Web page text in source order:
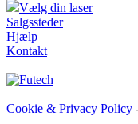
Vælg din laser
Salgssteder
Hjælp
Kontakt
Cookie & Privacy Policy